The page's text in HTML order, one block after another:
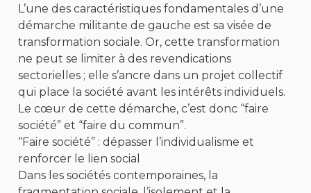
L’une des caractéristiques fondamentales d’une
démarche militante de gauche est sa visée de
transformation sociale. Or, cette transformation
ne peut se limiter à des revendications
sectorielles ; elle s’ancre dans un projet collectif
qui place la société avant les intérêts individuels.
Le cœur de cette démarche, c’est donc “faire
société” et “faire du commun”.
“Faire société” : dépasser l’individualisme et
renforcer le lien social
Dans les sociétés contemporaines, la